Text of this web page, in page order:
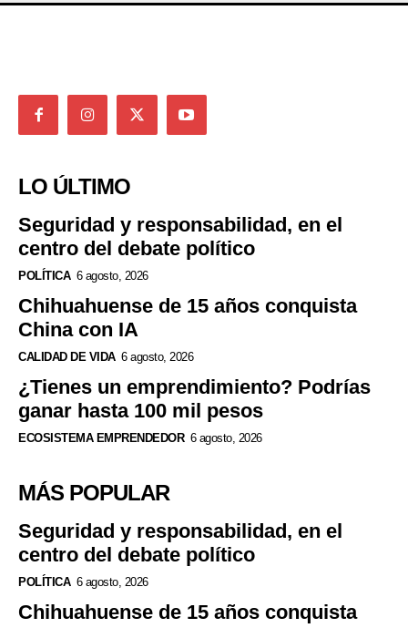
LO ÚLTIMO
Seguridad y responsabilidad, en el
centro del debate político
POLÍTICA 6 agosto, 2026
Chihuahuense de 15 años conquista
China con IA
CALIDAD DE VIDA 6 agosto, 2026
¿Tienes un emprendimiento? Podrías
ganar hasta 100 mil pesos
ECOSISTEMA EMPRENDEDOR 6 agosto, 2026
MÁS POPULAR
Seguridad y responsabilidad, en el
centro del debate político
POLÍTICA 6 agosto, 2026
Chihuahuense de 15 años conquista